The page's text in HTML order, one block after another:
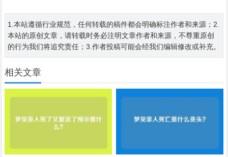
1.本站遵循行业规范，任何转载的稿件都会明确标注作者和来源；2.
本站的原创文章，请转载时务必注明文章作者和来源，不尊重原创
的行为我们将追究责任；3.作者投稿可能会经我们编辑修改或补充。
相关文章